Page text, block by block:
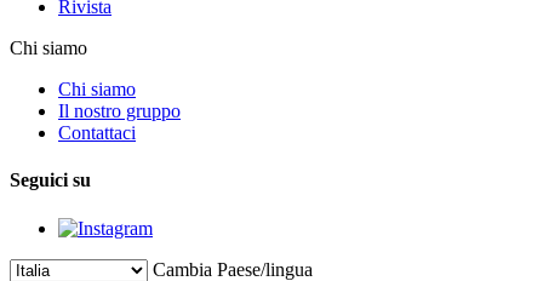
Rivista
Chi siamo
Chi siamo
Il nostro gruppo
Contattaci
Seguici su
Cambia Paese/lingua